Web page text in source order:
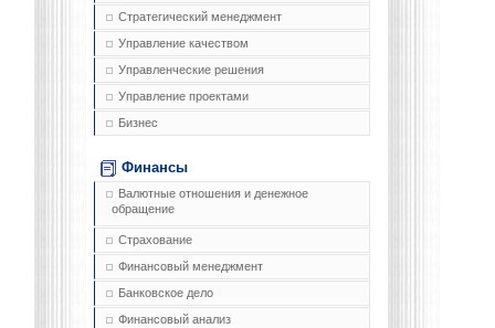
Стратегический менеджмент
Управление качеством
Управленческие решения
Управление проектами
Бизнес
Финансы
Валютные отношения и денежное
обращение
Страхование
Финансовый менеджмент
Банковское дело
Финансовый анализ